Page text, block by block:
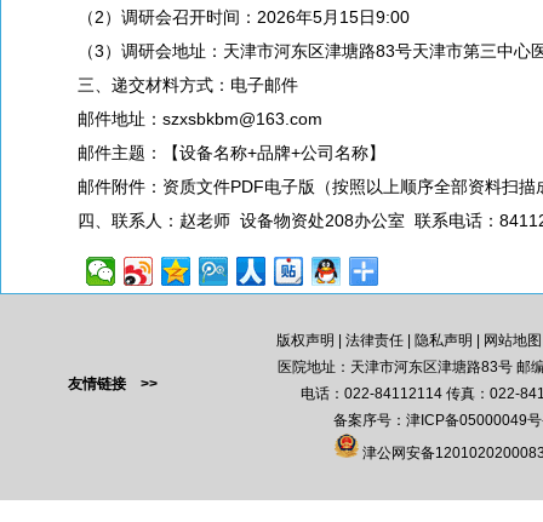
（2）调研会召开时间：2026年5月15日9:00
（3）调研会地址：天津市河东区津塘路83号天津市第三中心
三、递交材料方式：电子邮件
邮件地址：szxsbkbm@163.com
邮件主题：【设备名称+品牌+公司名称】
邮件附件：资质文件PDF电子版（按照以上顺序全部资料扫描
四、联系人：赵老师 设备物资处208办公室 联系电话：
友情链接 >>
版权声明 |法律责任 隐私声明 网站地图
医院地址：天津市河东区津塘路83号 邮
电话：022-84112114 传真：022-
备案序号： 津ICP备05000049
津公网安备